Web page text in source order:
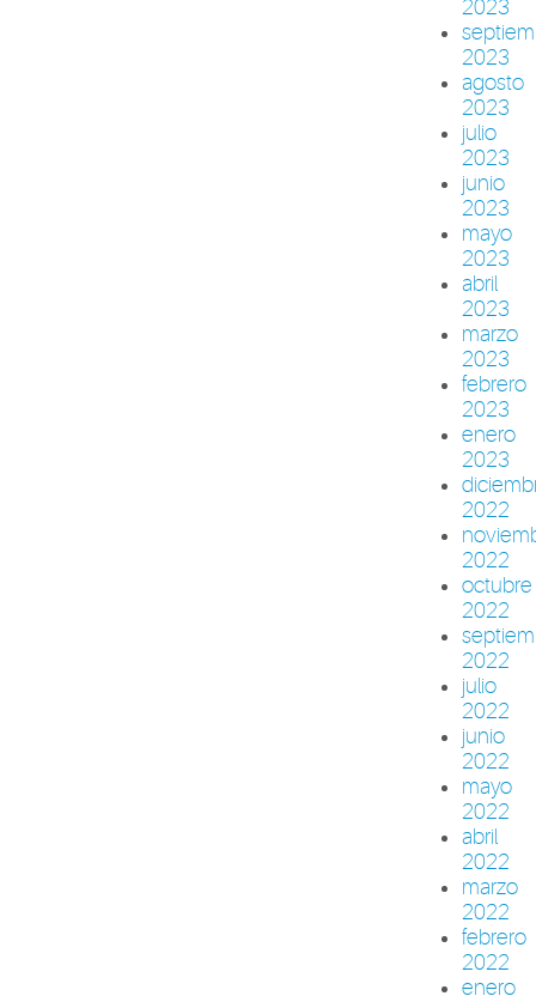
2023
2023
agosto
2023
julio
2023
junio
2023
mayo
2023
abril
2023
marzo
2023
febrero
2023
enero
2023
2022
2022
octubre
2022
2022
julio
2022
junio
2022
mayo
2022
abril
2022
marzo
2022
febrero
2022
enero